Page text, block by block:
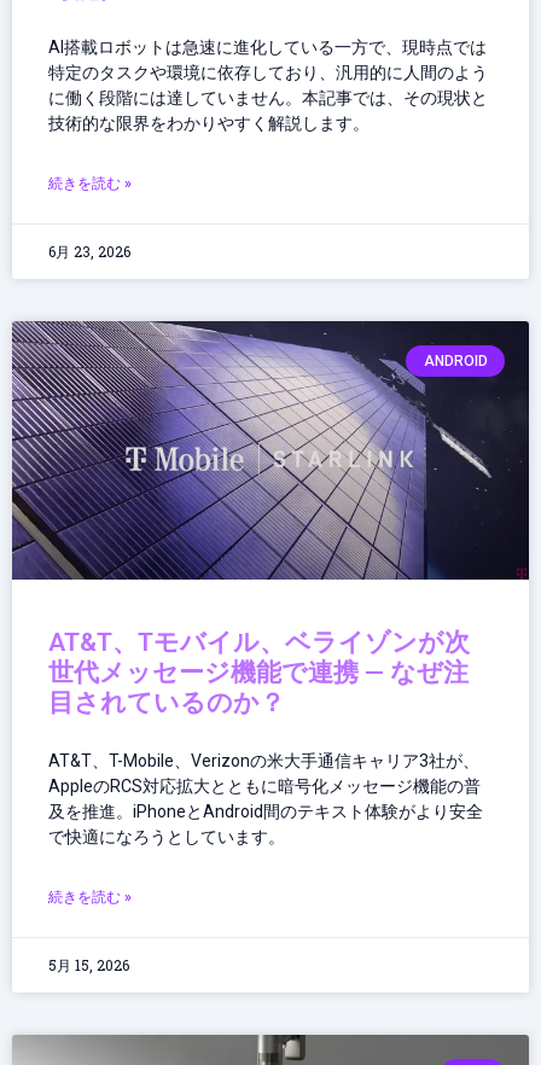
AI搭載ロボットは急速に進化している一方で、現時点では
特定のタスクや環境に依存しており、汎用的に人間のよう
に働く段階には達していません。本記事では、その現状と
技術的な限界をわかりやすく解説します。
続きを読む »
6月 23, 2026
ANDROID
AT&T、Tモバイル、ベライゾンが次
世代メッセージ機能で連携 — なぜ注
目されているのか？
AT&T、T-Mobile、Verizonの米大手通信キャリア3社が、
AppleのRCS対応拡大とともに暗号化メッセージ機能の普
及を推進。iPhoneとAndroid間のテキスト体験がより安全
で快適になろうとしています。
続きを読む »
5月 15, 2026